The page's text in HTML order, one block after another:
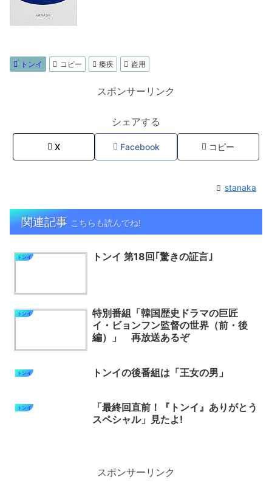
トンイ コピー 痿疾 盗用
スポンサーリンク
シェアする
X Facebook コピー
stanaka
関連記事 こちらも読んでね!
トンイ トンイ 第18回｢驚きの証言｣
トンイ
特別番組「韓国歴史ドラマの巨匠
イ・ビョンフン監督の世界（前・後
編）」 再放送あるぞ
トンイ トンイの後番組は「王女の男」
トンイ
「最終回直前！『トンイ』ありがとう
スペシャル」見たよ!
スポンサーリンク